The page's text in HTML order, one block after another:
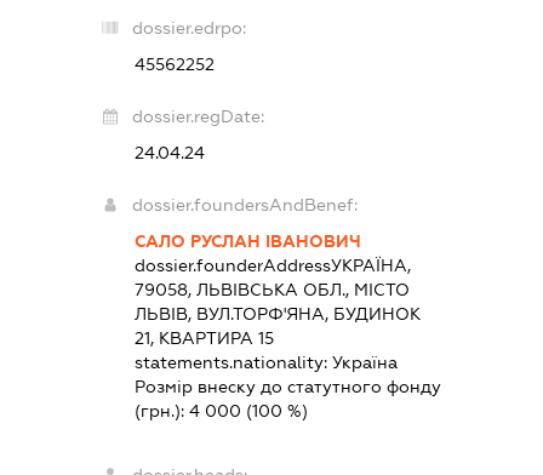
dossier.edrpo:
45562252
dossier.regDate:
24.04.24
dossier.foundersAndBenef:
САЛО РУСЛАН ІВАНОВИЧ
dossier.founderAddressУКРАЇНА,
79058, ЛЬВІВСЬКА ОБЛ., МІСТО
ЛЬВІВ, ВУЛ.ТОРФ'ЯНА, БУДИНОК
21, КВАРТИРА 15
statements.nationality: Україна
Розмір внеску до статутного фонду
(грн.): 4 000 (100 %)